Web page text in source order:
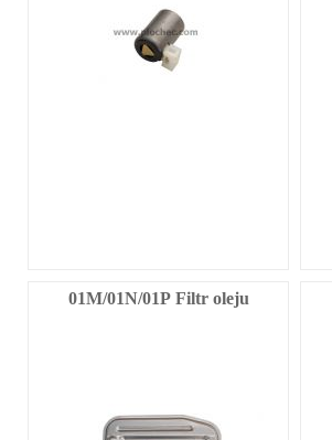
01M/01N/01P Filtr oleju